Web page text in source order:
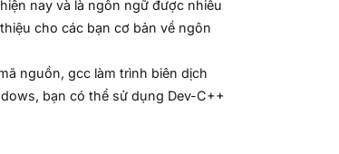
nay và là ngôn ngữ được nhiều
cho các bạn cơ bản về ngôn
nguồn, gcc làm trình biên dịch
bạn có thể sử dụng Dev-C++